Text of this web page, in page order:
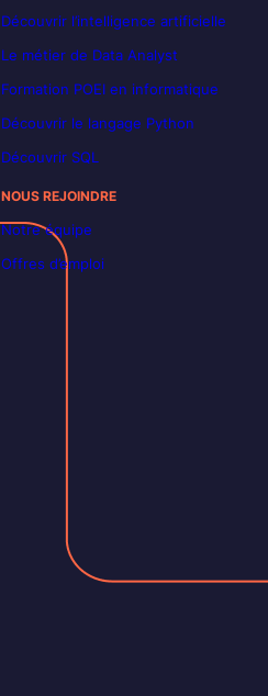
Découvrir l’intelligence artificielle
Le métier de Data Analyst
Formation POEI en informatique
Découvrir le langage Python
Découvrir SQL
NOUS REJOINDRE
Notre équipe
Offres d’emploi